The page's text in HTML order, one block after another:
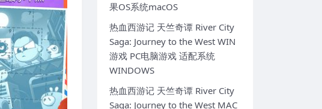
果OS系统macOS
热血西游记 天竺奇谭 River City
Saga: Journey to the West WIN
游戏 PC电脑游戏 适配系统
WINDOWS
热血西游记 天竺奇谭 River City
Saga: Journey to the West MAC